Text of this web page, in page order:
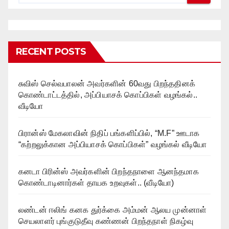
RECENT POSTS
சுவிஸ் செல்வபாலன் அவர்களின் 60வது பிறந்ததினக்
கொண்டாட்டத்தில், அப்பியாசக் கொப்பிகள் வழங்கல்..
வீடியோ
பிரான்ஸ் மேகலாவின் நிதிப் பங்களிப்பில், “M.F” ஊடாக
“கற்றலுக்கான அப்பியாசக் கொப்பிகள்” வழங்கல் வீடியோ
கனடா பிரின்ஸ் அவர்களின் பிறந்தநாளை ஆனந்தமாக
கொண்டாடினார்கள் தாயக உறவுகள்.. (வீடியோ)
லண்டன் ஈலிங் கனக துர்க்கை அம்மன் ஆலய முன்னாள்
செயலாளர் புங்குடுதீவு கண்ணன் பிறந்தநாள் நிகழ்வு